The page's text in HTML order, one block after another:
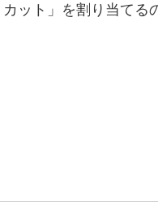
ット」を割り当てる